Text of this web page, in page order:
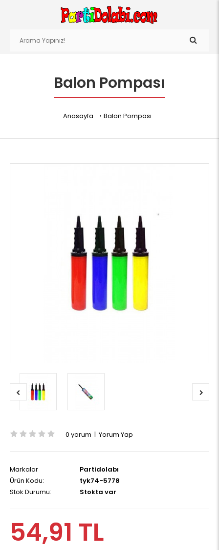
Balon Pompası
Anasayfa Balon Pompası
0 yorum | Yorum Yap
Markalar
Partidolabı
Ürün Kodu:
tyk74-5778
Stok Durumu:
Stokta var
54,91 TL